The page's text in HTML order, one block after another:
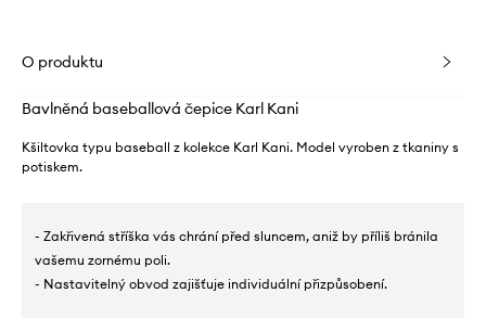
O produktu
Bavlněná baseballová čepice Karl Kani
Kšiltovka typu baseball z kolekce Karl Kani. Model vyroben z tkaniny s
potiskem.
- Zakřivená stříška vás chrání před sluncem, aniž by příliš bránila
vašemu zornému poli.
- Nastavitelný obvod zajišťuje individuální přizpůsobení.